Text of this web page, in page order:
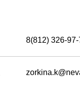
8(812) 326-